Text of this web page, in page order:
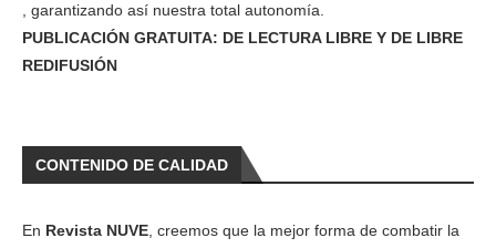
, garantizando así nuestra total autonomía.
PUBLICACIÓN GRATUITA: DE LECTURA LIBRE Y DE LIBRE
REDIFUSIÓN
CONTENIDO DE CALIDAD
En Revista NUVE , creemos que la mejor forma de combatir la